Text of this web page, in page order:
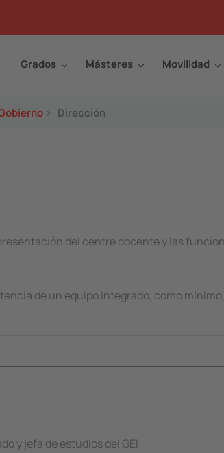
Grados Másteres Movilidad
> Dirección
del centre docente y las
de un equipo integrado, como
y jefa de estudios del GEI